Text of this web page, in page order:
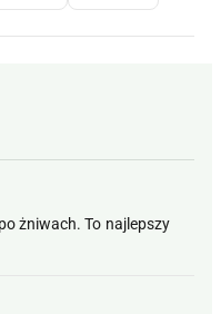
żniwach. To najlepszy